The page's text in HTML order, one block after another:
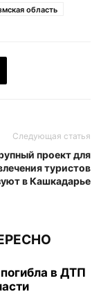
область
Следующая статья
проект для
туристов
в Кашкадарье
в ДТП